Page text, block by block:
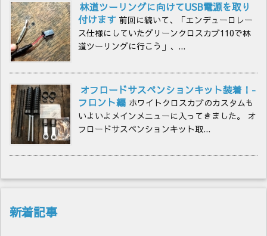
林道ツーリングに向けてUSB電源を取り
付けます 前回に続いて、「エンデューロレー
ス仕様にしていたグリーンクロスカブ110で林
道ツーリングに行こう」、...
オフロードサスペンションキット装着！-
フロント編 ホワイトクロスカブのカスタムも
いよいよメインメニューに入ってきました。 オ
フロードサスペンションキット取...
新着記事